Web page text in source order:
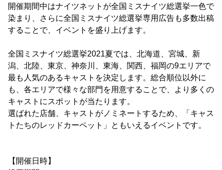
開催期間中はナイツネットが全国ミスナイツ総選挙一色で
染まり、さらに全国ミスナイツ総選挙専用広告も多数出稿
することで、イベントを盛り上げます。
全国ミスナイツ総選挙2021夏では、北海道、宮城、新
潟、北陸、東京、神奈川、東海、関西、福岡の9エリアで
最も人気のあるキャストを決定します。総合順位以外に
も、各エリアで様々な部門を用意することで、より多くの
キャストにスポットが当たります。
選ばれた店舗、キャストがノミネートするため、「キャス
トたちのレッドカーペット」ともいえるイベントです。
【開催日時】